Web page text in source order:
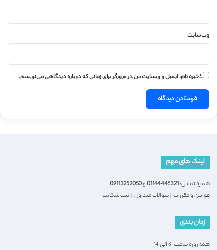
وب‌ سایت
ذخیره نام، ایمیل و وبسایت من در مرورگر برای زمانی که دوباره دیدگاهی می‌نویسم.
لینک های مهم
شماره تماس:01144445321و09113252050
قوانین و مقررات | سوالات متداول | ثبت شکایت
زمان بندی
همه روزه ساعت: 8 الی 14